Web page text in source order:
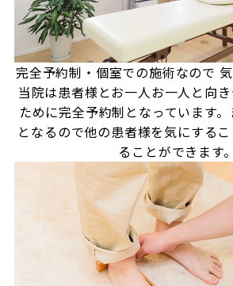
完全予約制・個室での施術なので
当院は患者様とお一人お一人と向
ために完全予約制となっています
となるので他の患者様を気にする
ることができます。